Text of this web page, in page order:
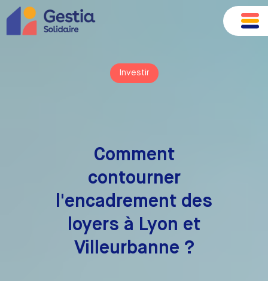
Investir
Comment
contourner
l'encadrement des
loyers à Lyon et
Villeurbanne ?